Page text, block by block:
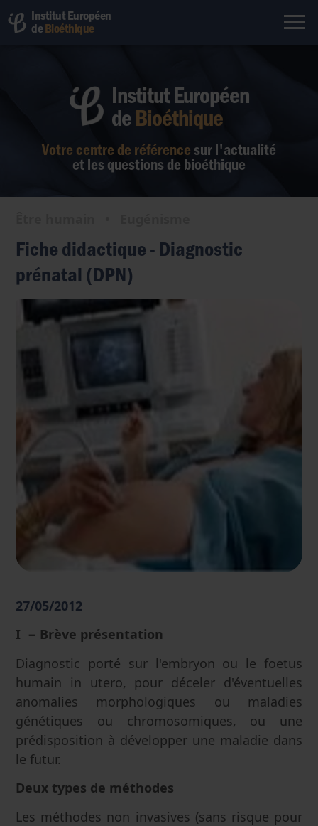
Institut Européen
deBioéthique
Votre centre de référence sur l'actualité
et les questions de bioéthique
Institut Européen
deBioéthique
Fiche didactique - Diagnostic
prénatal (DPN)
27/05/2012
I − Brève présentation
Diagnostic porté sur l'embryon ou le foetus
humain in utero, pour déceler d'éventuelles
anomalies morphologiques ou maladies
génétiques ou chromosomiques, ou une
prédisposition à développer une maladie dans
le futur.
Deux types de méthodes
Les méthodes non invasives (sans risque pour